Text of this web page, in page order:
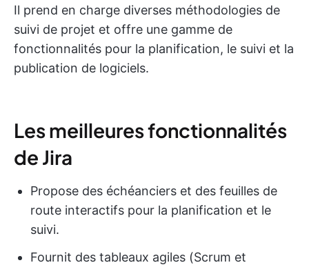
Il prend en charge diverses méthodologies de
suivi de projet et offre une gamme de
fonctionnalités pour la planification, le suivi et la
publication de logiciels.
Les meilleures fonctionnalités
de Jira
Propose des échéanciers et des feuilles de
route interactifs pour la planification et le
suivi.
Fournit des tableaux agiles (Scrum et